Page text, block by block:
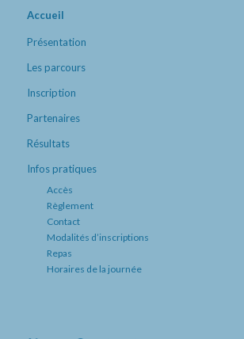
Accueil
Présentation
Les parcours
Inscription
Partenaires
Résultats
Infos pratiques
Accès
Règlement
Contact
Modalités d’inscriptions
Repas
Horaires de la journée